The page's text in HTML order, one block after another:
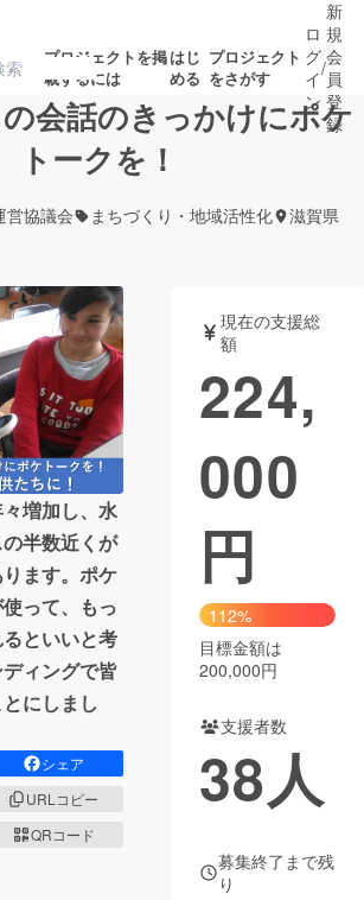
プロジェクトを掲
載するには
はじ
める
プロジェクト
をさがす
注目の新着プロ
ジェクト
募集終了が近いプ
ロジェクト
もうすぐ公開
されます
写真 音楽
ジー・ガジェット ゲーム・サ
画
・起業
り・地域活性化
Social Good
CAMPFIRE Creation
ふるさと納税machi-ya コミュニティ
ロ
グ
イ
ン
/
新
規
会
員
登
録
会話のきっかけにポケ
トークを！
営協議会 まちづくり・地域活性化 滋賀県
増加し、水
半数近くが
ます。ポケ
って、もっ
といいと考
ィングで皆
にしまし
シェア
URLコピー
QRコード
現在の支援総
額
224,
000
円
112%
目標金額は
200,000円
支援者数
38人
募集終了まで残
り